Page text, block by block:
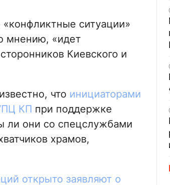
ситуации»
мнению, «идет
Киевского и
что инициаторами
КП при поддержке
ли они со спецслужбами
храмов,
открыто заявляют о